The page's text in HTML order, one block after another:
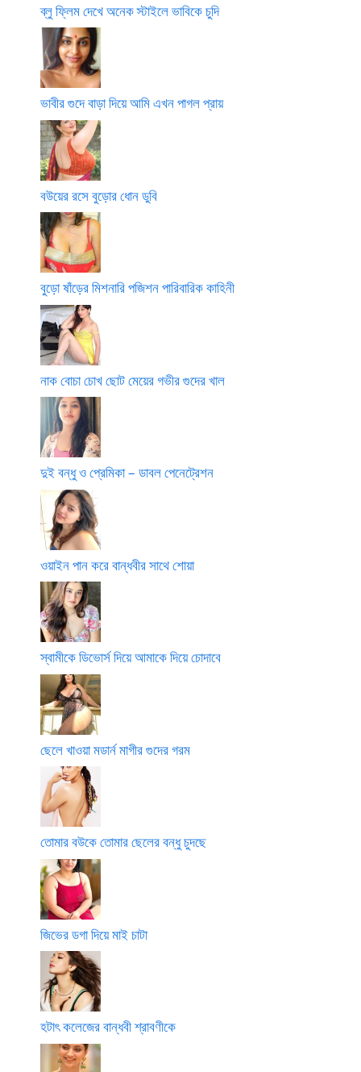
ব্লু ফ্লিম দেখে অনেক স্টাইলে ভাবিকে চুদি
ভাবীর গুদে বাড়া দিয়ে আমি এখন পাগল প্রায়
বউয়ের রসে বুড়োর ধোন ডুবি
বুড়ো ষাঁড়ের মিশনারি পজিশন পারিবারিক কাহিনী
নাক বোচা চোখ ছোট মেয়ের গভীর গুদের খাল
দুই বন্ধু ও প্রেমিকা – ডাবল পেনেট্রেশন
ওয়াইন পান করে বান্ধবীর সাথে শোয়া
স্বামীকে ডিভোর্স দিয়ে আমাকে দিয়ে চোদাবে
ছেলে খাওয়া মডার্ন মাগীর গুদের গরম
তোমার বউকে তোমার ছেলের বন্ধু চুদছে
জিভের ডগা দিয়ে মাই চাটা
হটাৎ কলেজের বান্ধবী শ্রাবণীকে